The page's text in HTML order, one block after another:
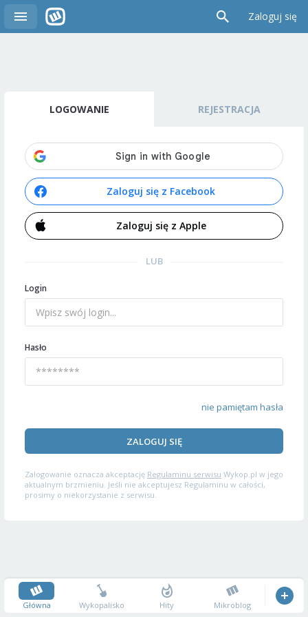
Zaloguj się
LOGOWANIE REJESTRACJA
Zaloguj się z Facebook
Zaloguj się z Apple
LUB
Login
Hasło
nie pamiętam hasła
ZALOGUJ SIĘ
Zalogowanie oznacza akceptację Regulaminu serwisu Wykop.pl w jego
aktualnym brzmieniu. Jeśli nie akceptujesz Regulaminu w całości,
prosimy o niekorzystanie z serwisu.
Główna Wykopalisko Hity Mikroblog